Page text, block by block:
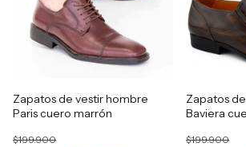
Zapatos de vestir hombre
Paris cuero marrón
$199.900
Zapatos
Baviera
$199.900